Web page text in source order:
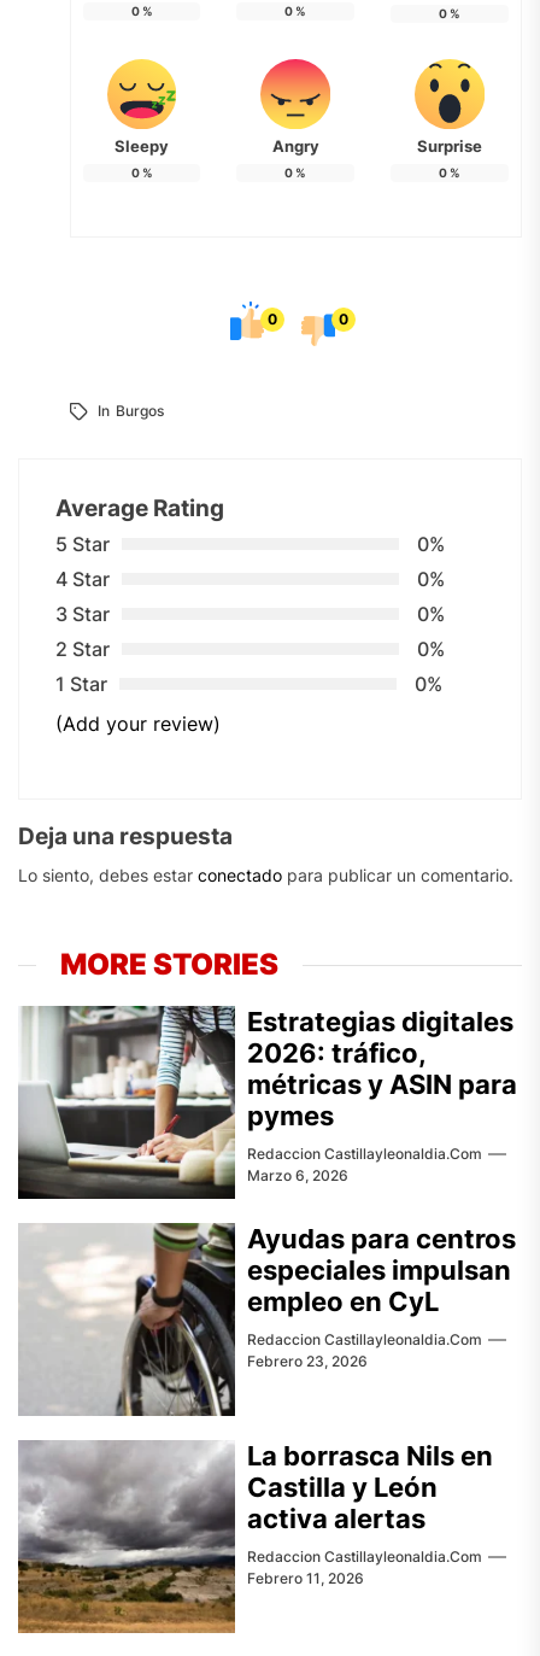
0% 0% 0%
Sleepy
0%
Angry
0%
Surprise
0%
0 0
In Burgos
Average Rating
5 Star
0%
4 Star
0%
3 Star
0%
2 Star
0%
1 Star
0%
(Add your review)
Deja una respuesta
Lo siento, debes estar conectado para publicar un comentario.
MORE STORIES
Estrategias digitales
2026: tráfico,
métricas y ASIN para
pymes
Redaccion Castillayleonaldia.com
Marzo 6, 2026
Ayudas para centros
especiales impulsan
empleo en CyL
Redaccion Castillayleonaldia.com
Febrero 23, 2026
La borrasca Nils en
Castilla y León
activa alertas
Redaccion Castillayleonaldia.com
Febrero 11, 2026